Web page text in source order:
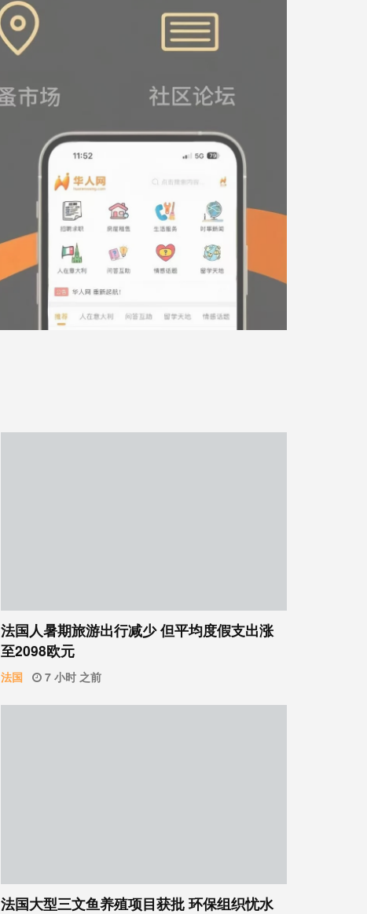
法国人暑期旅游出行减少 但平均度假支出涨
至2098欧元
法国 7 小时 之前
法国大型三文鱼养殖项目获批 环保组织忧水